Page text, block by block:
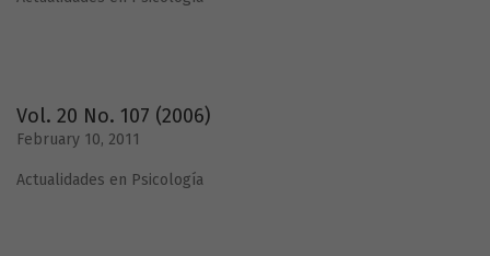
Vol. 20 No. 107 (2006)
February 10, 2011
Actualidades en Psicología